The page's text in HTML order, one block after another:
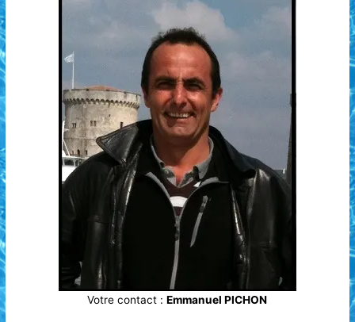
Votre contact :Emmanuel PICHON